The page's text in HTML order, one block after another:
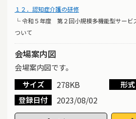
１２．認知症介護の研修
└ 令和５年度 第２回小規模多機能型サービ
ついて
会場案内図
会場案内図です。
サイズ
278KB 形式
登録日付 2023/08/02